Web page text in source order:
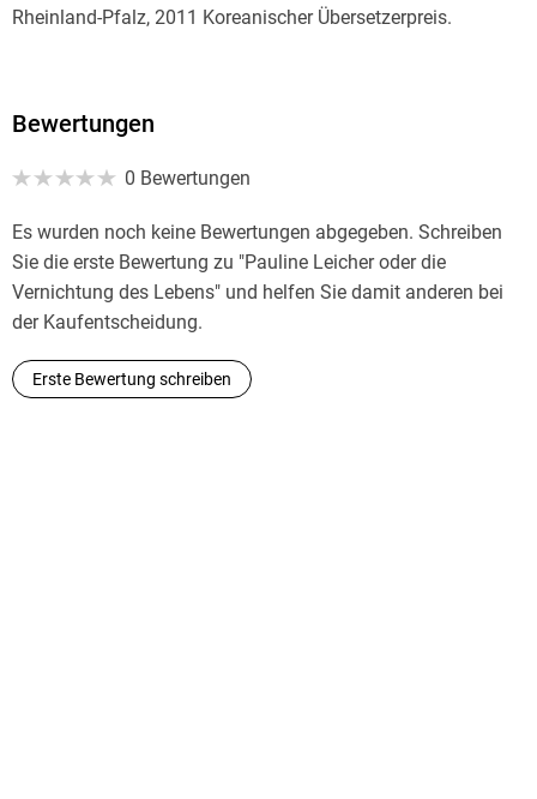
Rheinland-Pfalz, 2011 Koreanischer Übersetzerpreis.
Duisburg-Beeck. Eine Jugend' (2018).
Feldhoff' (2022).
Bewertungen
0 Bewertungen
Es wurden noch keine Bewertungen abgegeben. Schreiben
Sie die erste Bewertung zu "Pauline Leicher oder die
Vernichtung des Lebens" und helfen Sie damit anderen bei
der Kaufentscheidung.
Erste Bewertung schreiben